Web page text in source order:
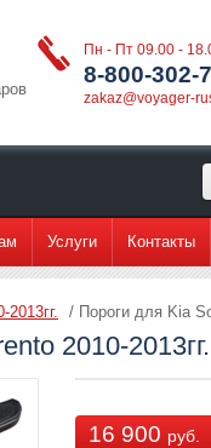
Пн - Пт 09.00 -
8-800-302-
zakaz@voyager-
Услуги Контакты
2013гг. / Пороги для Kia
2010-
16 900 руб.